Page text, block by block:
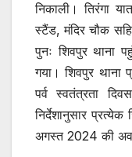
निकाली। तिरंगा
स्टैंड, मंदिर चौक
पुनः शिवपुर थाना
गया। शिवपुर थाना
पर्व स्वतंत्रता
निर्देशानुसार
अगस्त 2024 की